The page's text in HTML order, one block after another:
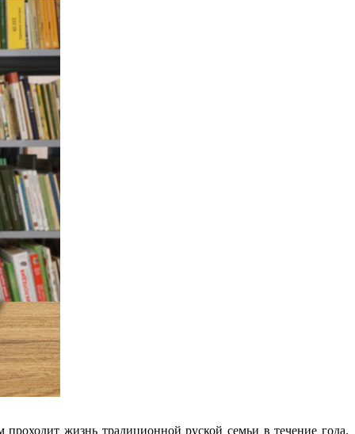
жизнь традиционной руской семьи в течение года.